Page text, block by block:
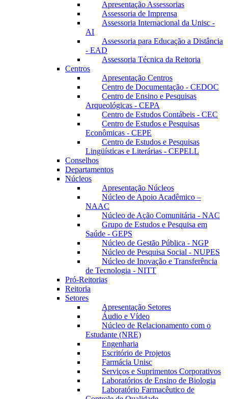
Apresentação Assessorias
Assessoria de Imprensa
Assessoria Internacional da Unisc -
AI
Assessoria para Educação a Distância
- EAD
Assessoria Técnica da Reitoria
Centros
Apresentação Centros
Centro de Documentação - CEDOC
Centro de Ensino e Pesquisas
Arqueológicas - CEPA
Centro de Estudos Contábeis - CEC
Centro de Estudos e Pesquisas
Econômicas - CEPE
Centro de Estudos e Pesquisas
Lingüísticas e Literárias - CEPELL
Conselhos
Departamentos
Núcleos
Apresentação Núcleos
Núcleo de Apoio Acadêmico –
NAAC
Núcleo de Ação Comunitária - NAC
Grupo de Estudos e Pesquisa em
Saúde - GEPS
Núcleo de Gestão Pública - NGP
Núcleo de Pesquisa Social - NUPES
Núcleo de Inovação e Transferência
de Tecnologia - NITT
Pró-Reitorias
Reitoria
Setores
Apresentação Setores
Áudio e Vídeo
Núcleo de Relacionamento com o
Estudante (NRE)
Engenharia
Escritório de Projetos
Farmácia Unisc
Serviços e Suprimentos Corporativos
Laboratórios de Ensino de Biologia
Laboratório Farmacêutico de